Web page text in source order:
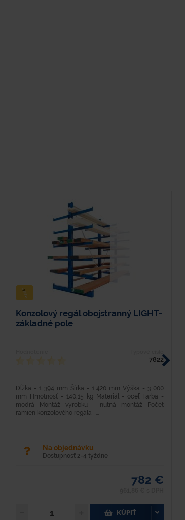
Konzolový regál obojstranný LIGHT-
základné pole
7822
Dĺžka - 1 394 mm Šírka - 1 420 mm Výška - 3 000
mm Hmotnosť - 140,15 kg Materiál - oceľ Farba -
modrá Montáž výrobku - nutná montáž Počet
ramien konzolového regála -...
Na objednávku
Dostupnosť 2-4 týždne
782 €
KÚPIŤ